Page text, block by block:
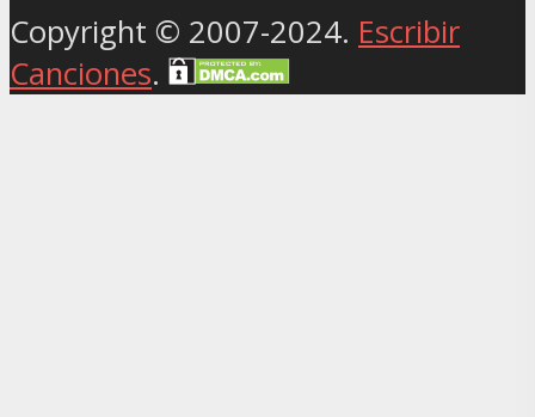
Copyright © 2007-2024. Escribir
Canciones.